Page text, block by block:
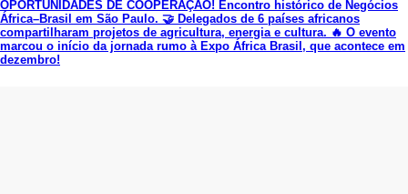
OPORTUNIDADES DE COOPERAÇÃO! Encontro histórico de Negócios
África–Brasil em São Paulo. 🤝 Delegados de 6 países africanos
compartilharam projetos de agricultura, energia e cultura. 🔥 O evento
marcou o início da jornada rumo à Expo África Brasil, que acontece em
dezembro!